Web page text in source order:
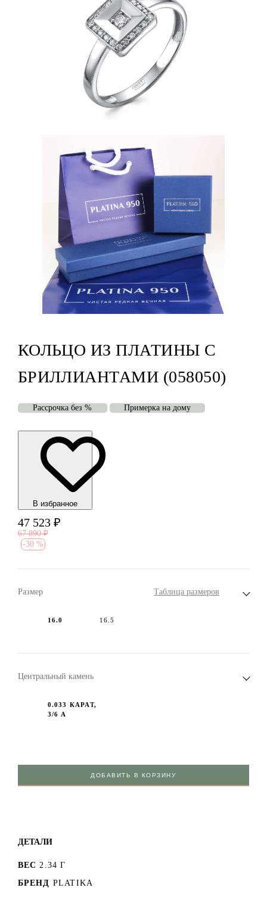
КОЛЬЦО ИЗ ПЛАТИНЫ С
БРИЛЛИАНТАМИ (058050)
Рассрочка без % Примерка на дому
В избранноe
47 523 ₽
67 890 ₽
-30 %
Размер Таблица размеров
16.0 16.5
Центральный камень
0.033 КАРАТ,
3/6 А
ДОБАВИТЬ В КОРЗИНУ
ДЕТАЛИ
ВЕС 2.34 Г
БРЕНД PLATIKA